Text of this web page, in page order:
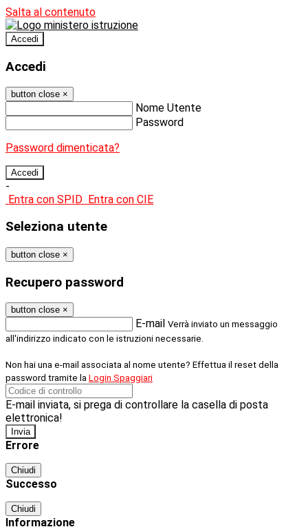
Salta al contenuto
Accedi
Accedi
button close ×
Nome Utente
Password
Password dimenticata?
-
Entra con SPID Entra con CIE
Seleziona utente
button close ×
Recupero password
button close ×
E-mail Verrà inviato un messaggio
all'indirizzo indicato con le istruzioni necessarie.
Non hai una e-mail associata al nome utente? Effettua il reset della
password tramite la Login Spaggiari
E-mail inviata, si prega di controllare la casella di posta
elettronica!
Errore
Chiudi
Successo
Chiudi
Informazione